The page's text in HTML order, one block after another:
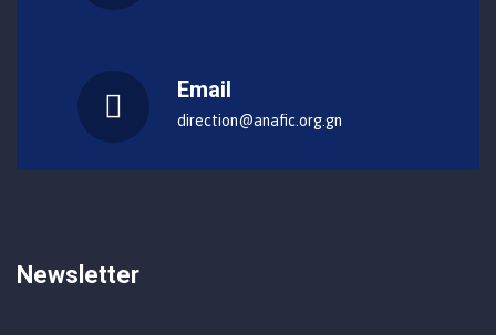
Email
direction@anafic.org.gn
Newsletter